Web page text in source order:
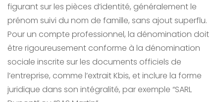
figurant sur les pièces d’identité, généralement le
prénom suivi du nom de famille, sans ajout superflu.
Pour un compte professionnel, la dénomination doit
être rigoureusement conforme à la dénomination
sociale inscrite sur les documents officiels de
l’entreprise, comme l’extrait Kbis, et inclure la forme
juridique dans son intégralité, par exemple “SARL